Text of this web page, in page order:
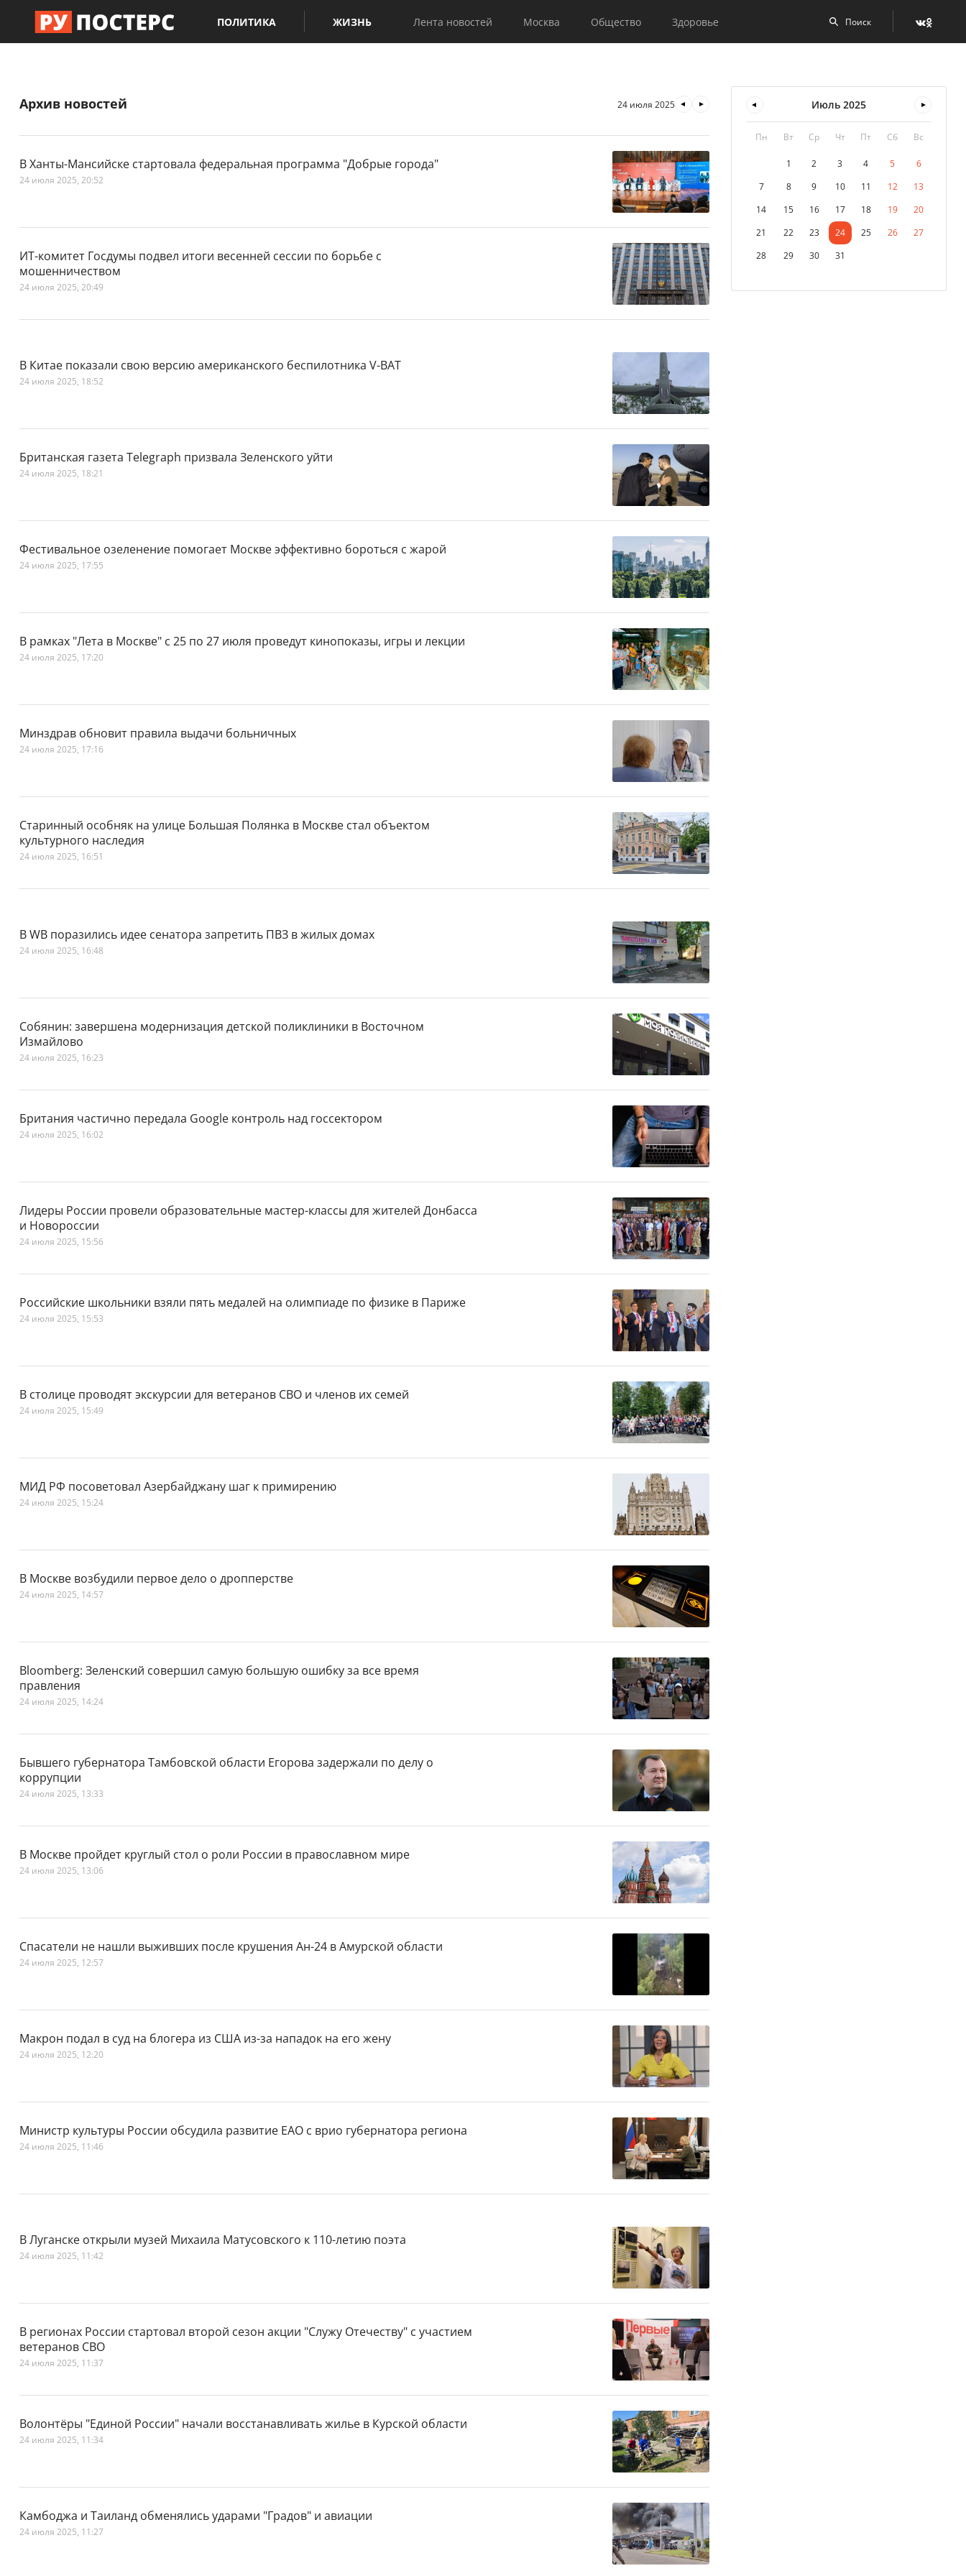
ПОЛИТИКА ЖИЗНЬ Лента новостей Москва Общество Здоровье
Архив новостей 24 июля 2025
В Ханты-Мансийске стартовала федеральная программа "Добрые города"
24 июля 2025, 20:52
ИТ-комитет Госдумы подвел итоги весенней сессии по борьбе с
мошенничеством
24 июля 2025, 20:49
В Китае показали свою версию американского беспилотника V-BAT
24 июля 2025, 18:52
Британская газета Telegraph призвала Зеленского уйти
24 июля 2025, 18:21
Фестивальное озеленение помогает Москве эффективно бороться с жарой
24 июля 2025, 17:55
В рамках "Лета в Москве" с 25 по 27 июля проведут кинопоказы, игры и лекции
24 июля 2025, 17:20
Минздрав обновит правила выдачи больничных
24 июля 2025, 17:16
Старинный особняк на улице Большая Полянка в Москве стал объектом
культурного наследия
24 июля 2025, 16:51
В WB поразились идее сенатора запретить ПВЗ в жилых домах
24 июля 2025, 16:48
Собянин: завершена модернизация детской поликлиники в Восточном
Измайлово
24 июля 2025, 16:23
Британия частично передала Google контроль над госсектором
24 июля 2025, 16:02
Лидеры России провели образовательные мастер-классы для жителей Донбасса
и Новороссии
24 июля 2025, 15:56
Российские школьники взяли пять медалей на олимпиаде по физике в Париже
24 июля 2025, 15:53
В столице проводят экскурсии для ветеранов СВО и членов их семей
24 июля 2025, 15:49
МИД РФ посоветовал Азербайджану шаг к примирению
24 июля 2025, 15:24
В Москве возбудили первое дело о дропперстве
24 июля 2025, 14:57
Bloomberg: Зеленский совершил самую большую ошибку за все время
правления
24 июля 2025, 14:24
Бывшего губернатора Тамбовской области Егорова задержали по делу о
коррупции
24 июля 2025, 13:33
В Москве пройдет круглый стол о роли России в православном мире
24 июля 2025, 13:06
Спасатели не нашли выживших после крушения Ан-24 в Амурской области
24 июля 2025, 12:57
Макрон подал в суд на блогера из США из-за нападок на его жену
24 июля 2025, 12:20
Министр культуры России обсудила развитие ЕАО с врио губернатора региона
24 июля 2025, 11:46
В Луганске открыли музей Михаила Матусовского к 110-летию поэта
24 июля 2025, 11:42
В регионах России стартовал второй сезон акции "Служу Отечеству" с участием
ветеранов СВО
24 июля 2025, 11:37
Волонтёры "Единой России" начали восстанавливать жилье в Курской области
24 июля 2025, 11:34
Камбоджа и Таиланд обменялись ударами "Градов" и авиации
24 июля 2025, 11:27
Июль 2025
Пн Вт Ср Чт Пт Сб Вс
1 2 3 4 5
6
7
8 9 10 11 12
13
14
15 16 17 18 19
20
21
22 23 24 25 26
27
28
29 30 31